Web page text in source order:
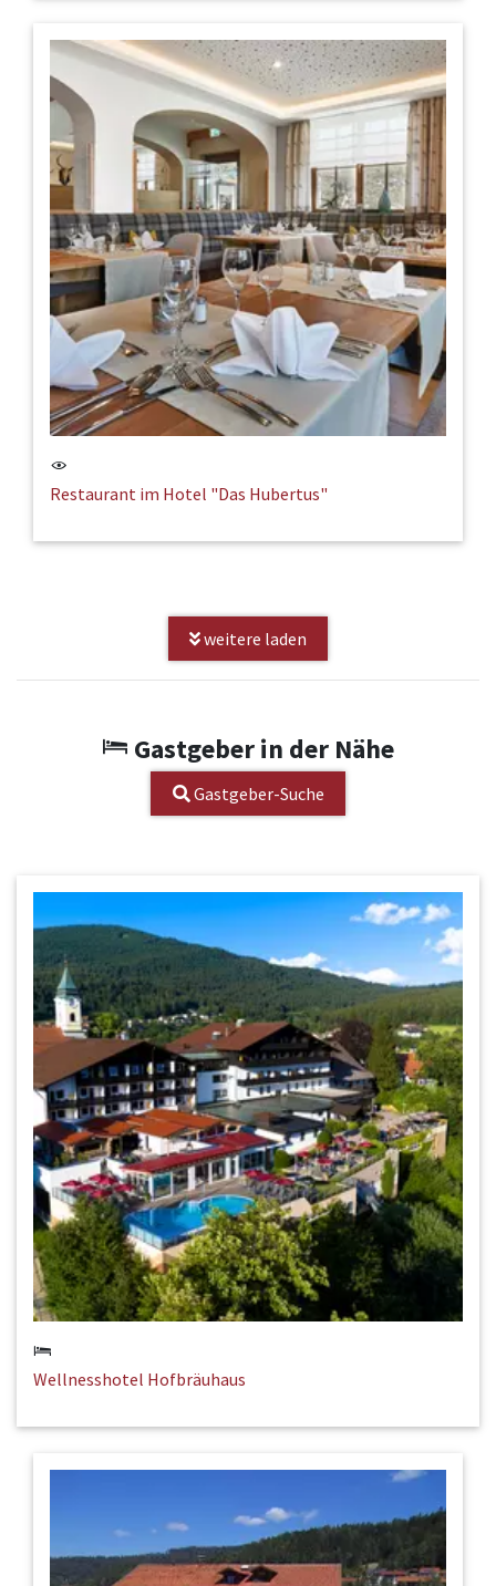
Restaurant im Hotel "Das Hubertus"
weitere laden
Gastgeber in der Nähe
Gastgeber-Suche
Wellnesshotel Hofbräuhaus